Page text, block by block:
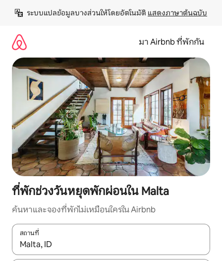
เนื้อหา
ระบบแปลข้อมูลบางส่วนให้โดยอัตโนมัติ แสดงภาษาต้นฉบับ
มา Airbnb ที่พักกัน
ที่พักช่วงวันหยุดพักผ่อนใน Malta
ค้นหาและจองที่พักไม่เหมือนใครใน Airbnb
สถานที่
ใช้ลูกศรขึ้นลง หรือใช้การสัมผัสหรือปัด เพื่อสำรวจผลการค้นหา